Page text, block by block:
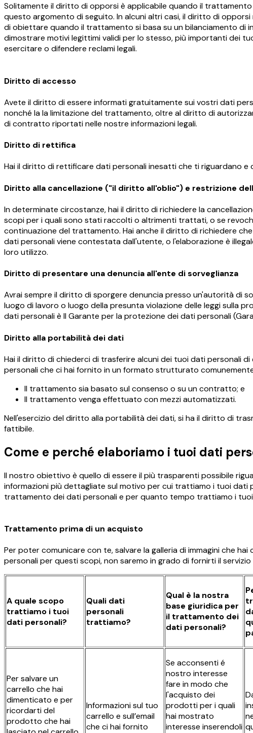
Solitamente il diritto di opporsi è applicabile quando il
questo argomento di seguito. In alcuni altri casi, il diritto di
di obiettare quando il trattamento si basa su un bilanciamento di
dimostrare motivi legittimi validi per lo stesso, più importanti dei
esercitare o difendere reclami legali.
Diritto di accesso
Avete il diritto di essere informati gratuitamente sui vostri dati
nonché la la limitazione del trattamento, oltre al diritto di
di contratto riportati nelle nostre informazioni legali.
Diritto di rettifica
Hai il diritto di rettificare dati personali inesatti che ti riguardano
Diritto alla cancellazione ("il diritto all'oblio") e restrizione
In determinate circostanze, hai il diritto di richiedere la
scopi per i quali sono stati raccolti o altrimenti trattati, o se
continuazione del trattamento. Hai anche il diritto di richiedere
dati personali viene contestata dall'utente, o l'elaborazione è
loro utilizzo.
Diritto di presentare una denuncia all'ente di sorveglianza
Avrai sempre il diritto di sporgere denuncia presso un'autorità di
luogo di lavoro o luogo della presunta violazione delle leggi sulla
dati personali è Il Garante per la protezione dei dati personali
Diritto alla portabilità dei dati
Hai il diritto di chiederci di trasferire alcuni dei tuoi dati personali
personali che ci hai fornito in un formato strutturato
Il trattamento sia basato sul consenso o su un contratto; e
Il trattamento venga effettuato con mezzi automatizzati.
Nell'esercizio del diritto alla portabilità dei dati, si ha il diritto di
fattibile.
Come e perché elaboriamo i tuoi dati
Il nostro obiettivo è quello di essere il più trasparenti possibile
informazioni più dettagliate sul motivo per cui trattiamo i tuoi dati
trattamento dei dati personali e per quanto tempo trattiamo i
Trattamento prima di un acquisto
Per poter comunicare con te, salvare la galleria di immagini che
personali per questi scopi, non saremo in grado di fornirti il
A quale scopo
trattiamo i tuoi
dati personali?
Quali dati
personali
trattiamo?
Qual è la nostra
base giuridica per
il trattamento dei
dati personali?
Per salvare un
carrello che hai
dimenticato e per
ricordarti del
prodotto che hai
Informazioni sul tuo
carrello e sull’email
che ci hai fornito
Se acconsenti é
nostro interesse
fare in modo che
l'acquisto dei
prodotti per i quali
hai mostrato
interesse inserendoli
Politica sulla privacy